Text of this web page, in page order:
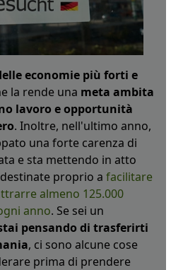
economie più forti e
la rende una meta ambita
lavoro e opportunità
. Inoltre, nell'ultimo anno,
una forte carenza di
e sta mettendo in atto
proprio a facilitare
almeno 125.000
anno. Se sei un
pensando di trasferirti
, ci sono alcune cose
prima di prendere